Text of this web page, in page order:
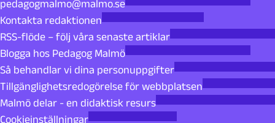
pedagogmalmo@malmo.se
Kontakta redaktionen
RSS-flöde – följ våra senaste artiklar
Blogga hos Pedagog Malmö
Så behandlar vi dina personuppgifter
Tillgänglighetsredogörelse för webbplatsen
Malmö delar - en didaktisk resurs
Cookieinställningar